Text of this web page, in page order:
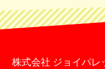
株式会社 ジョイパレ